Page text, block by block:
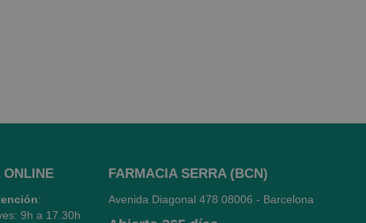
ONLINE
:
9h a 17.30h
FARMACIA SERRA (BCN)
Avenida Diagonal 478 08006 - Barcelona